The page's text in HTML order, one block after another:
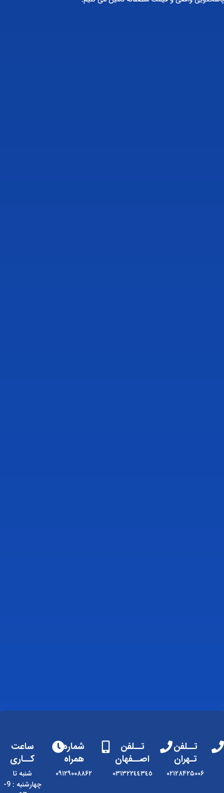
تــلفن
تـهران
۰۲۱۲۸۴۲۵۰۰۶
تــلفن
اصــفهان
٠٣١٣٢٢٤٤٣٤٥
شماره
همراه
۰۹۱۲۹۰۰۸۸۶۲
ساعت
کــاری
شنبه تا
چهارشنبه : 9-